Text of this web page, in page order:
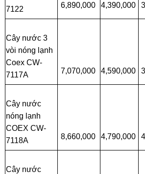
7122
6,890,000 4,390,000
Cây nước 3
vòi nóng lạnh
Coex CW-
7117A
7,070,000 4,590,000
Cây nước
nóng lạnh
COEX CW-
7118A
8,660,000 4,790,000
Cây nước